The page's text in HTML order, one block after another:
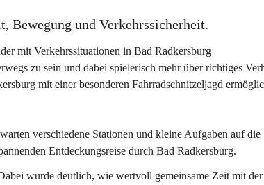
Bewegung und Verkehrssicherheit.
mit Verkehrssituationen in Bad Radkersburg
zu sein und dabei spielerisch mehr über richtiges
mit einer besonderen Fahrradschnitzeljagd
verschiedene Stationen und kleine Aufgaben auf die
Entdeckungsreise durch Bad Radkersburg.
wurde deutlich, wie wertvoll gemeinsame Zeit mit der